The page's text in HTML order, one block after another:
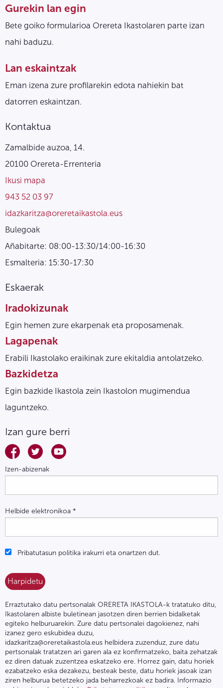
Gurekin lan egin
Bete goiko formularioa Orereta Ikastolaren parte izan
nahi baduzu.
Lan eskaintzak
Eman izena zure profilarekin edota nahiekin bat
datorren eskaintzan.
Kontaktua
Zamalbide auzoa, 14.
20100 Orereta-Errenteria
Ikusi mapa
943 52 03 97
idazkaritza@oreretaikastola.eus
Bulegoak
Añabitarte: 08:00-13:30/14:00-16:30
Esmalteria: 15:30-17:30
Eskaerak
Iradokizunak
Egin hemen zure ekarpenak eta proposamenak.
Lagapenak
Erabili Ikastolako eraikinak zure ekitaldia antolatzeko.
Bazkidetza
Egin bazkide Ikastola zein Ikastolon mugimendua
laguntzeko.
Izan gure berri
Izen-abizenak
Helbide elektronikoa *
Pribatutasun politika irakurri eta onartzen dut.
Erraztutako datu pertsonalak ORERETA IKASTOLA-k tratatuko ditu,
Ikastolaren albiste buletinean jasotzen diren berrien bidalketak
egiteko helburuarekin. Zure datu pertsonalei dagokienez, nahi
izanez gero eskubidea duzu,
idazkaritza@oreretaikastola.eus helbidera zuzenduz, zure datu
pertsonalak tratatzen ari garen ala ez konfirmatzeko, baita zehatzak
ez diren datuak zuzentzea eskatzeko ere. Horrez gain, datu horiek
ezabatzeko eska dezakezu, besteak beste, datu horiek jasoak izan
ziren helburua betetzeko jada beharrezkoak ez badira. Informazio